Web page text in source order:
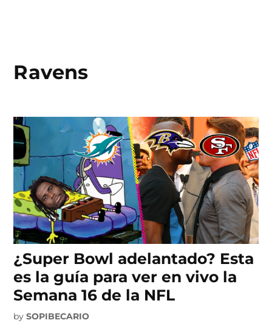
Skip Ravens
¿Super Bowl adelantado? Esta
es la guía para ver en vivo la
Semana 16 de la NFL
by SOPIBECARIO